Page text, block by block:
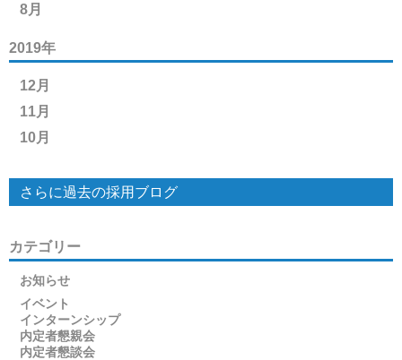
8月
2019年
12月
11月
10月
さらに過去の採用ブログ
カテゴリー
お知らせ
イベント
インターンシップ
内定者懇親会
内定者懇談会